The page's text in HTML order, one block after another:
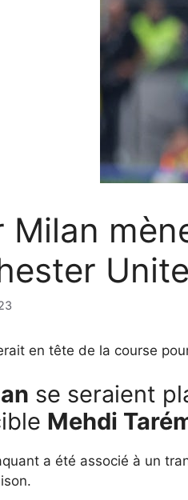
Milan
en tête de la course
se seraient
Mehdi
a été associé à un